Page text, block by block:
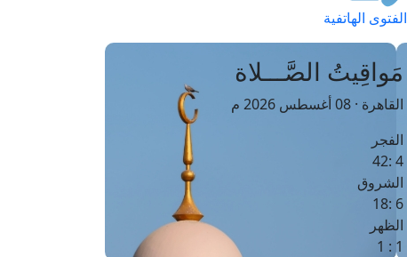
الفتوى الهاتفية
مَواقِيتُ الصَّـــلاة
القاهرة · 08 أغسطس 2026 م
الفجر
4 :42
الشروق
6 :18
الظهر
1 : 1